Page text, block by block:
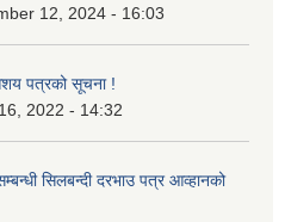
12, 2024 - 16:03
पत्रको सूचना !
2022 - 14:32
सिलबन्दी दरभाउ पत्र आव्हानको